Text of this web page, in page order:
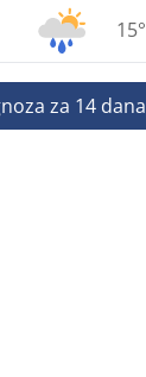
15°
za 14 dana